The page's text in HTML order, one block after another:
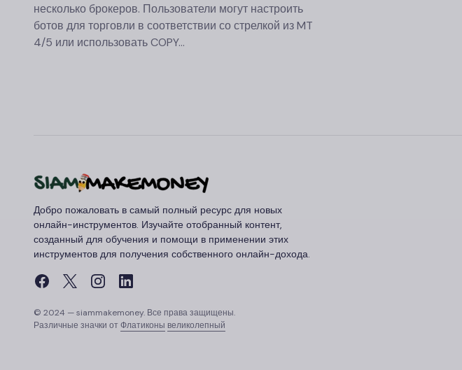
несколько брокеров. Пользователи могут настроить
ботов для торговли в соответствии со стрелкой из MT
4/5 или использовать COPY…
Добро пожаловать в самый полный ресурс для новых
онлайн-инструментов. Изучайте отобранный контент,
созданный для обучения и помощи в применении этих
инструментов для получения собственного онлайн-дохода.
© 2024 — siammakemoney. Все права защищены.
Различные значки отФлатиконы великолепный